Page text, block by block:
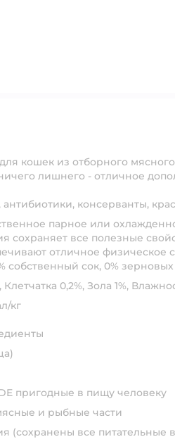
кошек из отборного
лишнего - отличное
консерванты,
парное или
сохраняет все полезные
отличное физическое
собственный сок, 0% зерновых
0,2%, Зола 1%,
кг
пригодные в пищу человеку
и рыбные части
(cохранены все питательные